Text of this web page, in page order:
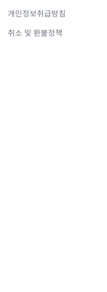
개인정보취급방침
취소 및 환불정책